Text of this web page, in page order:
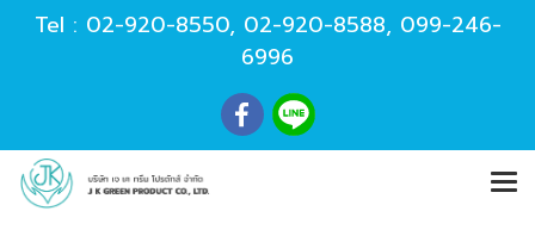
Tel : 02-920-8550, 02-920-8588, 099-246-
6996